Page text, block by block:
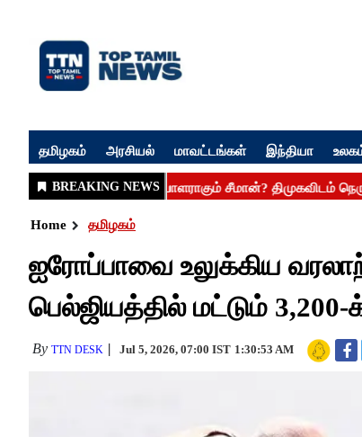
தமிழகம் அரசியல் மாவட்டங்கள் இந்தியா
Home தமிழகம்
ஐரோப்பாவை உலுக்கிய
பெல்ஜியத்தில் மட்டும்
By TTN DESK Jul 5, 2026, 07:00 IST 1:30:53 AM